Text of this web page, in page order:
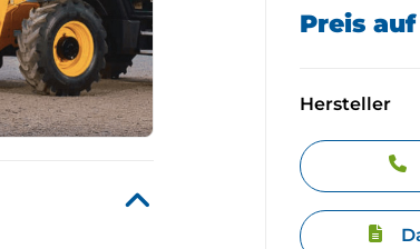
Preis
Hersteller